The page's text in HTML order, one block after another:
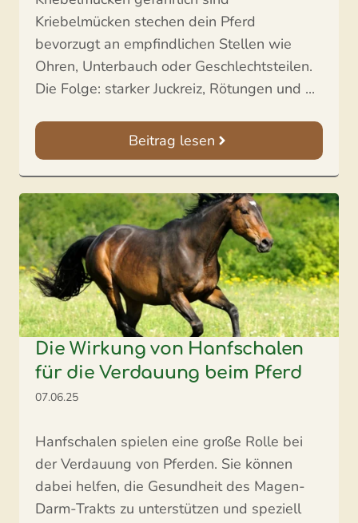
Kriebelmücken stechen dein Pferd
bevorzugt an empfindlichen Stellen wie
Ohren, Unterbauch oder Geschlechtsteilen.
Die Folge: starker Juckreiz, Rötungen und ...
Beitrag lesen
Die Wirkung von Hanfschalen
für die Verdauung beim Pferd
07.06.25
Hanfschalen spielen eine große Rolle bei
der Verdauung von Pferden. Sie können
dabei helfen, die Gesundheit des Magen-
Darm-Trakts zu unterstützen und speziell